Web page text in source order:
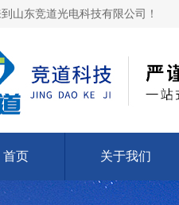
山东竞道光电科技有限公司！
首页 关于我们